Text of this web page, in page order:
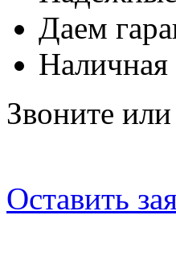
Даем
Наличная
Звоните или
Оставить